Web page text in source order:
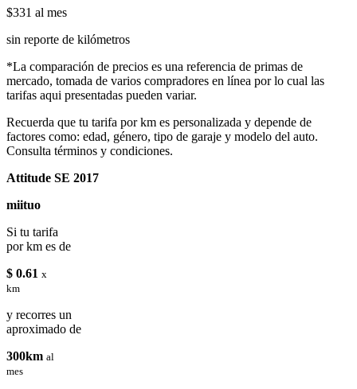
$331 al mes
sin reporte de kilómetros
*La comparación de precios es una referencia de primas de
mercado, tomada de varios compradores en línea por lo cual las
tarifas aqui presentadas pueden variar.
Recuerda que tu tarifa por km es personalizada y depende de
factores como: edad, género, tipo de garaje y modelo del auto.
Consulta términos y condiciones.
Attitude SE 2017
miituo
Si tu tarifa
por km es de
$ 0.61 x
km
y recorres un
aproximado de
300km al
mes